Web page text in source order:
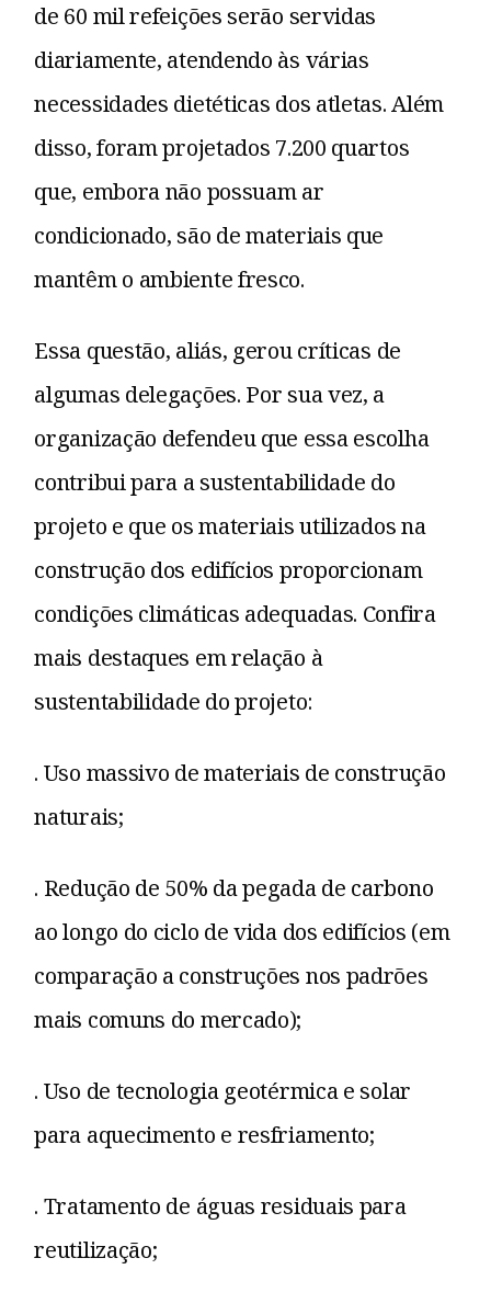
de 60 mil refeições serão servidas
diariamente, atendendo às várias
necessidades dietéticas dos atletas. Além
disso, foram projetados 7.200 quartos
que, embora não possuam ar
condicionado, são de materiais que
mantêm o ambiente fresco.
Essa questão, aliás, gerou críticas de
algumas delegações. Por sua vez, a
organização defendeu que essa escolha
contribui para a sustentabilidade do
projeto e que os materiais utilizados na
construção dos edifícios proporcionam
condições climáticas adequadas. Confira
mais destaques em relação à
sustentabilidade do projeto:
. Uso massivo de materiais de construção
naturais;
. Redução de 50% da pegada de carbono
ao longo do ciclo de vida dos edifícios (em
comparação a construções nos padrões
mais comuns do mercado);
. Uso de tecnologia geotérmica e solar
para aquecimento e resfriamento;
. Tratamento de águas residuais para
reutilização;